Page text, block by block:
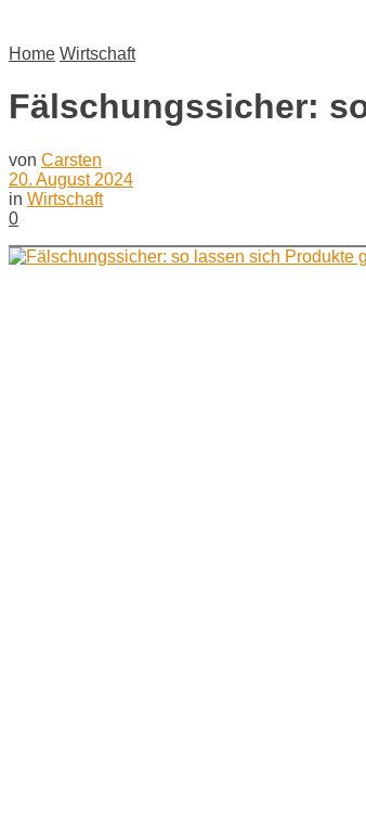
Home Wirtschaft
Fälschungssicher:
von Carsten
20. August 2024
in Wirtschaft
0